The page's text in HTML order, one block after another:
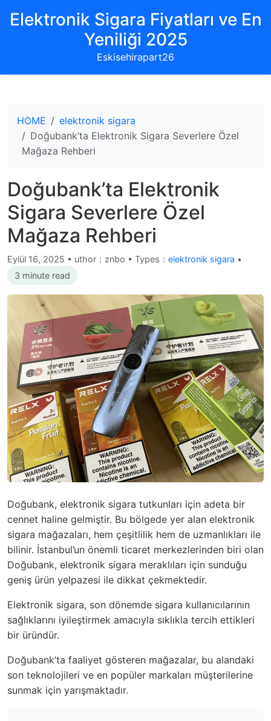
Elektronik Sigara Fiyatları ve En
Yeniliği 2025
Eskisehirapart26
HOME
elektronik sigara
Doğubank’ta Elektronik Sigara Severlere Özel
Mağaza Rehberi
Doğubank’ta Elektronik
Sigara Severlere Özel
Mağaza Rehberi
Eylül 16, 2025 • uthor：znbo • Types： elektronik sigara •
3 minute read
Doğubank, elektronik sigara tutkunları için adeta bir
cennet haline gelmiştir. Bu bölgede yer alan elektronik
sigara mağazaları, hem çeşitlilik hem de uzmanlıkları ile
bilinir. İstanbul’un önemli ticaret merkezlerinden biri olan
Doğubank, elektronik sigara meraklıları için sunduğu
geniş ürün yelpazesi ile dikkat çekmektedir.
Elektronik sigara, son dönemde sigara kullanıcılarının
sağlıklarını iyileştirmek amacıyla sıklıkla tercih ettikleri
bir üründür.
Doğubank’ta faaliyet gösteren mağazalar, bu alandaki
son teknolojileri ve en popüler markaları müşterilerine
sunmak için yarışmaktadır.